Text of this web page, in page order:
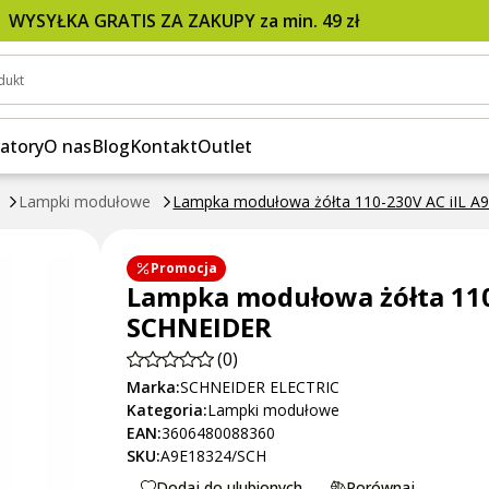
WYSYŁKA GRATIS ZA ZAKUPY za min. 49 zł
O nasBlogKontaktOutlet
Lampki modułowe Lampka modułowa żółta 110-230V AC iIL
SCHNEIDER
Promocja
Lampka modułowa żółta
SCHNEIDER
(0)
Marka:SCHNEIDER ELECTRIC
Kategoria:Lampki modułowe
EAN:3606480088360
SKU:A9E18324/SCH